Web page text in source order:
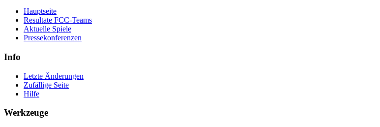
Hauptseite
Resultate FCC-Teams
Aktuelle Spiele
Pressekonferenzen
Info
Letzte Änderungen
Zufällige Seite
Hilfe
Werkzeuge